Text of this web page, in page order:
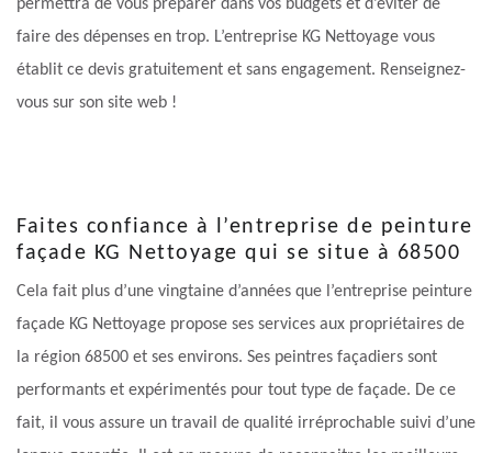
permettra de vous préparer dans vos budgets et d’éviter de
faire des dépenses en trop. L’entreprise KG Nettoyage vous
établit ce devis gratuitement et sans engagement. Renseignez-
vous sur son site web !
Faites confiance à l’entreprise de peinture
façade KG Nettoyage qui se situe à 68500
Cela fait plus d’une vingtaine d’années que l’entreprise peinture
façade KG Nettoyage propose ses services aux propriétaires de
la région 68500 et ses environs. Ses peintres façadiers sont
performants et expérimentés pour tout type de façade. De ce
fait, il vous assure un travail de qualité irréprochable suivi d’une